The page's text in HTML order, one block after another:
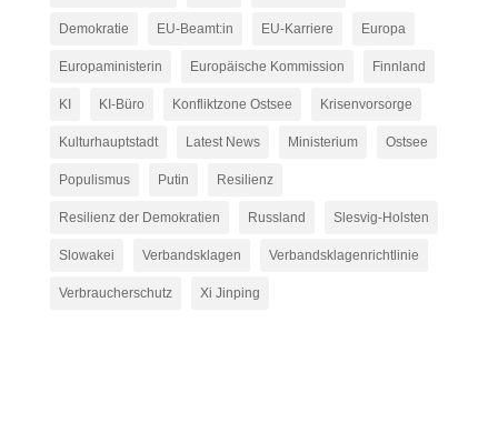
Demokratie EU-Beamt:in EU-Karriere Europa
Europaministerin Europäische Kommission Finnland
KI KI-Büro Konfliktzone Ostsee Krisenvorsorge
Kulturhauptstadt Latest News Ministerium Ostsee
Populismus Putin Resilienz
Resilienz der Demokratien Russland Slesvig-Holsten
Slowakei Verbandsklagen Verbandsklagenrichtlinie
Verbraucherschutz Xi Jinping